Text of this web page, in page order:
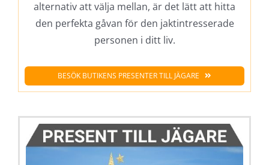
alternativ att välja mellan, är det lätt att hitta
den perfekta gåvan för den jaktintresserade
personen i ditt liv.
BESÖK BUTIKENS PRESENTER TILL JÄGARE